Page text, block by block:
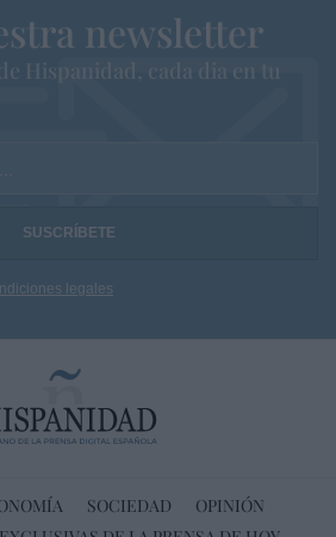
newsletter
Hispanidad, cada dia en tu
legales
SOCIEDAD
OPINIÓN